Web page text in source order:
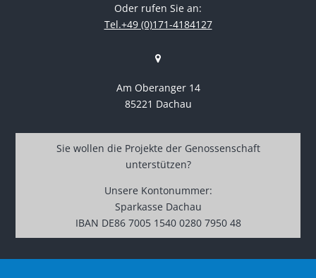
Oder rufen Sie an:
Tel.+49 (0)171-4184127
Am Oberanger 14
85221 Dachau
Sie wollen die Projekte der Genossenschaft
unterstützen?
Unsere Kontonummer:
Sparkasse Dachau
IBAN DE86 7005 1540 0280 7950 48